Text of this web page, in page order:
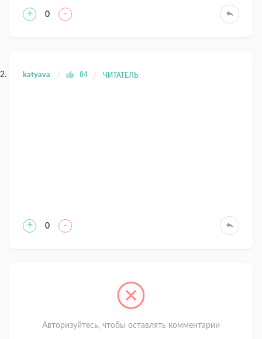
+ 0 -
katyava 84 ЧИТАТЕЛЬ
+ 0 -
Авторизуйтесь, чтобы оставлять комментарии